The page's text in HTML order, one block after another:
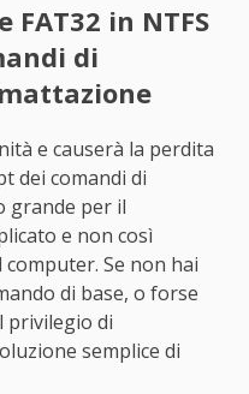
FAT32 in NTFS
di
e causerà la perdita
dei comandi di
grande per il
e non così
Se non hai
di base, o forse
privilegio di
semplice di